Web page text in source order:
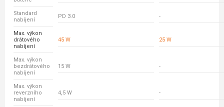
Standard
nabíjení
PD 3.0 -
Max. výkon
drátového
nabíjení
45 W 25 W
Max. výkon
bezdrátového
nabíjení
15 W -
Max. výkon
reverzního
nabíjení
4,5 W -